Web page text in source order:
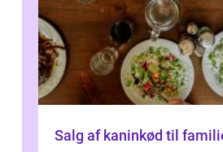
Salg af kaninkød til